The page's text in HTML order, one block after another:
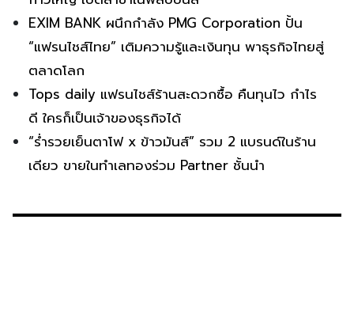
EXIM BANK ผนึกกำลัง PMG Corporation ปั้น
“แฟรนไชส์ไทย” เติมความรู้และเงินทุน พาธุรกิจไทยสู่
ตลาดโลก
Tops daily แฟรนไชส์ร้านสะดวกซื้อ คืนทุนไว กำไร
ดี ใครก็เป็นเจ้าของธุรกิจได้
“ร่ำรวยเย็นตาโฟ x ข้าวมันส์” รวม 2 แบรนด์ในร้าน
เดียว ขายในทำเลทองร่วม Partner ชั้นนำ